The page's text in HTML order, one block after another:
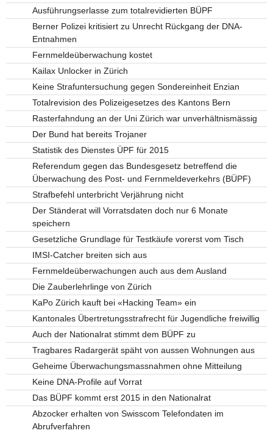
Ausführungserlasse zum totalrevidierten BÜPF
Berner Polizei kritisiert zu Unrecht Rückgang der DNA-
Entnahmen
Fernmeldeüberwachung kostet
Kailax Unlocker in Zürich
Keine Strafuntersuchung gegen Sondereinheit Enzian
Totalrevision des Polizeigesetzes des Kantons Bern
Rasterfahndung an der Uni Zürich war unverhältnismässig
Der Bund hat bereits Trojaner
Statistik des Dienstes ÜPF für 2015
Referendum gegen das Bundesgesetz betreffend die
Überwachung des Post- und Fernmeldeverkehrs (BÜPF)
Strafbefehl unterbricht Verjährung nicht
Der Ständerat will Vorratsdaten doch nur 6 Monate
speichern
Gesetzliche Grundlage für Testkäufe vorerst vom Tisch
IMSI-Catcher breiten sich aus
Fernmeldeüberwachungen auch aus dem Ausland
Die Zauberlehrlinge von Zürich
KaPo Zürich kauft bei «Hacking Team» ein
Kantonales Übertretungsstrafrecht für Jugendliche freiwillig
Auch der Nationalrat stimmt dem BÜPF zu
Tragbares Radargerät späht von aussen Wohnungen aus
Geheime Überwachungsmassnahmen ohne Mitteilung
Keine DNA-Profile auf Vorrat
Das BÜPF kommt erst 2015 in den Nationalrat
Abzocker erhalten von Swisscom Telefondaten im
Abrufverfahren